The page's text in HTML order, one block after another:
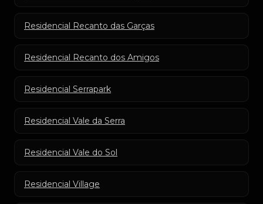
Residencial Recanto das Garças
Residencial Recanto dos Amigos
Residencial Serrapark
Residencial Vale da Serra
Residencial Vale do Sol
Residencial Village